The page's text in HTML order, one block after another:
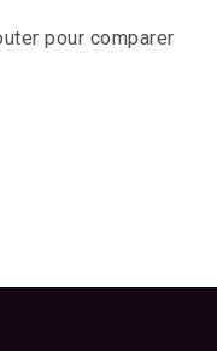
pour comparer